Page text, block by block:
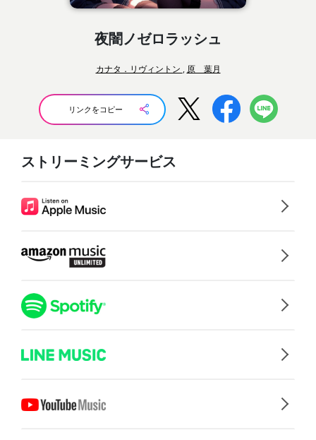
夜闇ノゼロラッシュ
カナタ．リヴィントン , 原 葉月
リンクをコピー
ストリーミングサービス